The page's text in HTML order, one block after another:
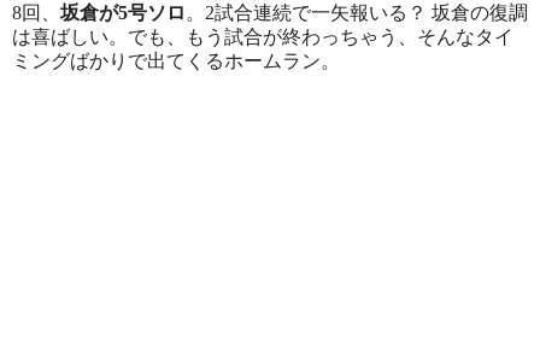
8回、 坂倉が5号ソロ 。2試合連続で一矢報いる？ 坂倉の復調
は喜ばしい。でも、もう試合が終わっちゃう、そんなタイ
ミングばかりで出てくるホームラン。